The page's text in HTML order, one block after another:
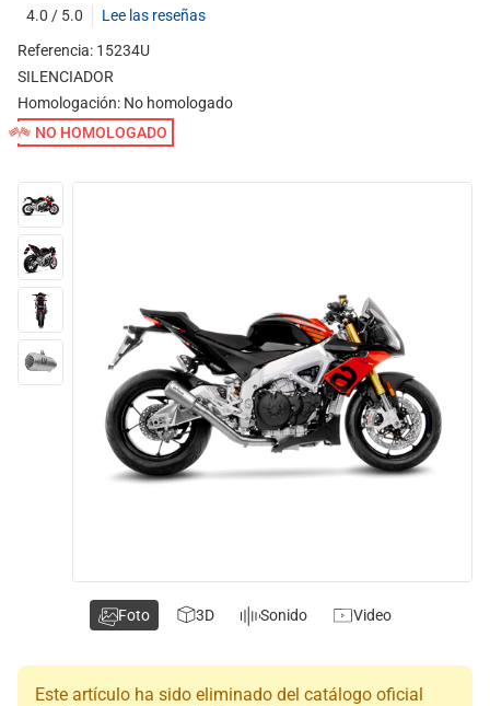
4.0 / 5.0
Lee las reseñas
Referencia: 15234U
SILENCIADOR
Homologación: No homologado
NO HOMOLOGADO
Este artículo ha sido eliminado del catálogo oficial
Foto 3D Sonido Video